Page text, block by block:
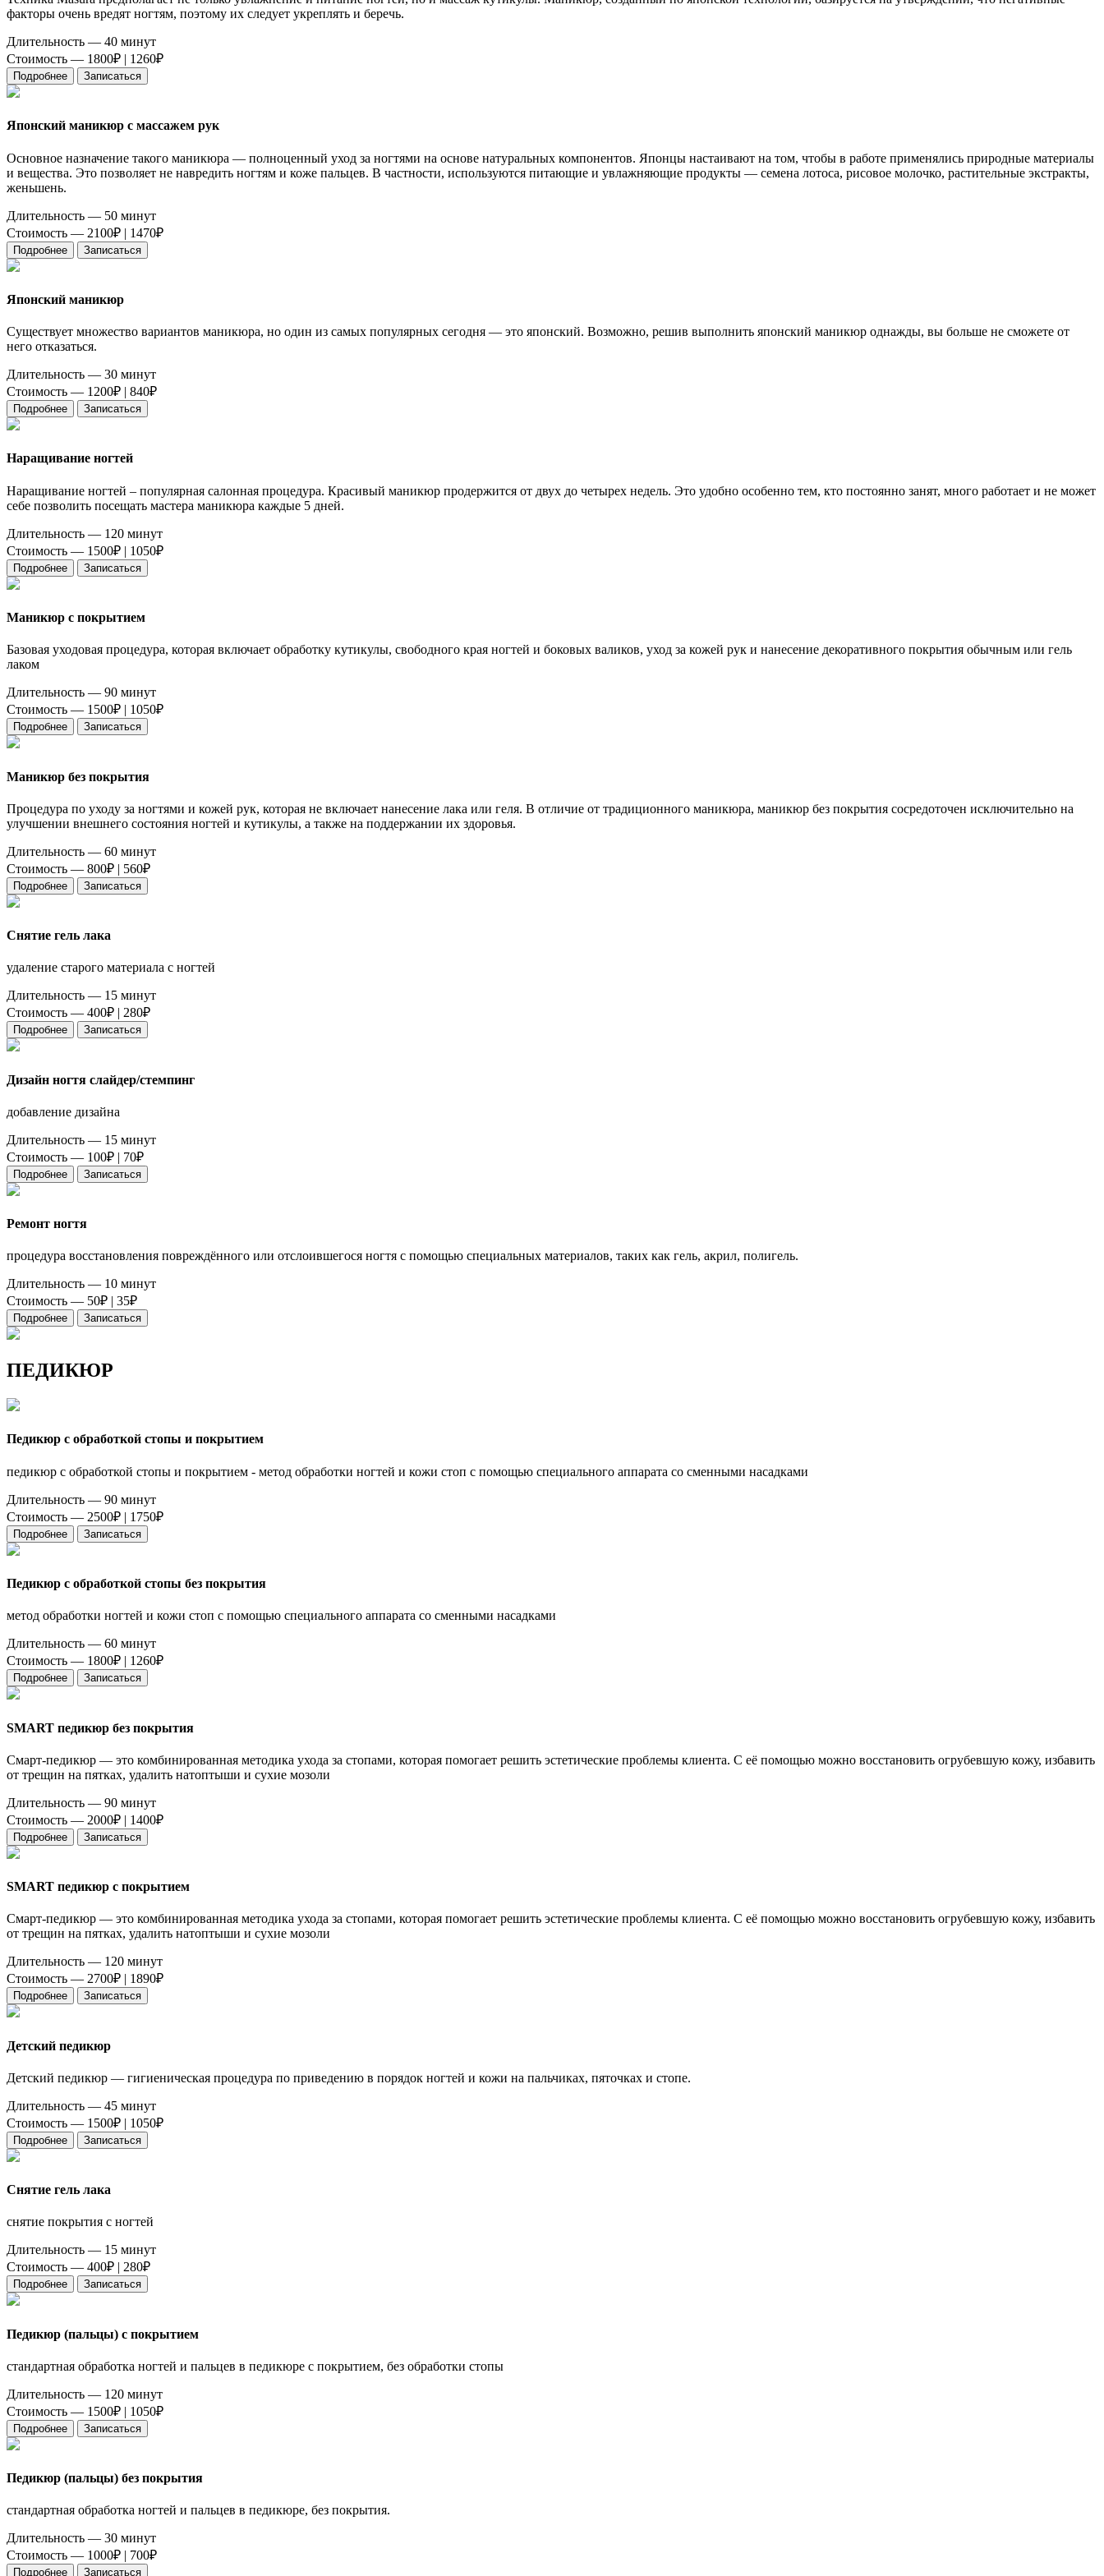
факторы очень вредят ногтям, поэтому их следует укреплять и беречь.
Длительность — 40 минут
Стоимость — 1800₽ | 1260₽
Подробнее Записаться
Японский маникюр с массажем рук
Основное назначение такого маникюра — полноценный уход за ногтями на основе натуральных компонентов. Японцы настаивают на том, чтобы в работе применялись природные материалы
и вещества. Это позволяет не навредить ногтям и коже пальцев. В частности, используются питающие и увлажняющие продукты — семена лотоса, рисовое молочко, растительные экстракты,
женьшень.
Длительность — 50 минут
Стоимость — 2100₽ | 1470₽
Подробнее Записаться
Японский маникюр
Существует множество вариантов маникюра, но один из самых популярных сегодня — это японский. Возможно, решив выполнить японский маникюр однажды, вы больше не сможете от
него отказаться.
Длительность — 30 минут
Стоимость — 1200₽ | 840₽
Подробнее Записаться
Наращивание ногтей
Наращивание ногтей – популярная салонная процедура. Красивый маникюр продержится от двух до четырех недель. Это удобно особенно тем, кто постоянно занят, много работает и не может
себе позволить посещать мастера маникюра каждые 5 дней.
Длительность — 120 минут
Стоимость — 1500₽ | 1050₽
Подробнее Записаться
Маникюр с покрытием
Базовая уходовая процедура, которая включает обработку кутикулы, свободного края ногтей и боковых валиков, уход за кожей рук и нанесение декоративного покрытия обычным или гель
лаком
Длительность — 90 минут
Стоимость — 1500₽ | 1050₽
Подробнее Записаться
Маникюр без покрытия
Процедура по уходу за ногтями и кожей рук, которая не включает нанесение лака или геля. В отличие от традиционного маникюра, маникюр без покрытия сосредоточен исключительно на
улучшении внешнего состояния ногтей и кутикулы, а также на поддержании их здоровья.
Длительность — 60 минут
Стоимость — 800₽ | 560₽
Подробнее Записаться
Снятие гель лака
удаление старого материала с ногтей
Длительность — 15 минут
Стоимость — 400₽ | 280₽
Подробнее Записаться
Дизайн ногтя слайдер/стемпинг
добавление дизайна
Длительность — 15 минут
Стоимость — 100₽ | 70₽
Подробнее Записаться
Ремонт ногтя
процедура восстановления повреждённого или отслоившегося ногтя с помощью специальных материалов, таких как гель, акрил, полигель.
Длительность — 10 минут
Стоимость — 50₽ | 35₽
Подробнее Записаться
ПЕДИКЮР
Педикюр с обработкой стопы и покрытием
педикюр с обработкой стопы и покрытием - метод обработки ногтей и кожи стоп с помощью специального аппарата со сменными насадками
Длительность — 90 минут
Стоимость — 2500₽ | 1750₽
Подробнее Записаться
Педикюр с обработкой стопы без покрытия
метод обработки ногтей и кожи стоп с помощью специального аппарата со сменными насадками
Длительность — 60 минут
Стоимость — 1800₽ | 1260₽
Подробнее Записаться
SMART педикюр без покрытия
Смарт-педикюр — это комбинированная методика ухода за стопами, которая помогает решить эстетические проблемы клиента. С её помощью можно восстановить огрубевшую кожу, избавить
от трещин на пятках, удалить натоптыши и сухие мозоли
Длительность — 90 минут
Стоимость — 2000₽ | 1400₽
Подробнее Записаться
SMART педикюр с покрытием
Смарт-педикюр — это комбинированная методика ухода за стопами, которая помогает решить эстетические проблемы клиента. С её помощью можно восстановить огрубевшую кожу, избавить
от трещин на пятках, удалить натоптыши и сухие мозоли
Длительность — 120 минут
Стоимость — 2700₽ | 1890₽
Подробнее Записаться
Детский педикюр
Детский педикюр — гигиеническая процедура по приведению в порядок ногтей и кожи на пальчиках, пяточках и стопе.
Длительность — 45 минут
Стоимость — 1500₽ | 1050₽
Подробнее Записаться
Снятие гель лака
снятие покрытия с ногтей
Длительность — 15 минут
Стоимость — 400₽ | 280₽
Подробнее Записаться
Педикюр (пальцы) с покрытием
стандартная обработка ногтей и пальцев в педикюре с покрытием, без обработки стопы
Длительность — 120 минут
Стоимость — 1500₽ | 1050₽
Подробнее Записаться
Педикюр (пальцы) без покрытия
стандартная обработка ногтей и пальцев в педикюре, без покрытия.
Длительность — 30 минут
Стоимость — 1000₽ | 700₽
Подробнее Записаться